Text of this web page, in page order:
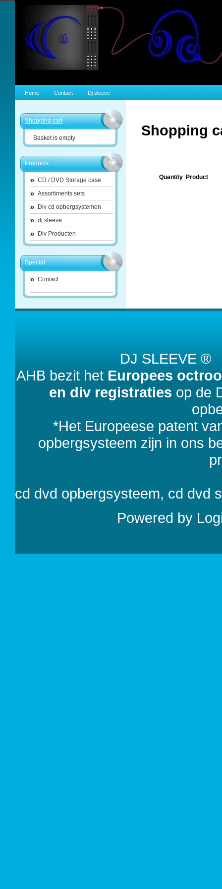
Home Contact Dj sleeve
Shopping cart
Basket is empty
Products
CD / DVD Storage case
Assortiments sets
Div cd opbergsystemen
dj sleeve
Div Producten
Special
Contact
Shopping
Quantity Product
DJ SLEEVE
AHB bezit het Europees
en div registraties op de
*Het Europeese patent
opbergsysteem zijn in ons
cd dvd opbergsysteem, cd dvd
Powered by